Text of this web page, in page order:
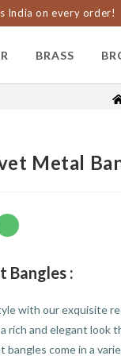
India on every order!
BRASS
Metal
Bangles :
with our exquisite
rich and elegant look
bangles come in a